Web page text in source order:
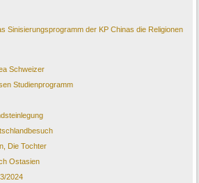
Sinisierungsprogramm der KP Chinas die Religionen
Schweizer
Studienprogramm
Die Tochter
Ostasien
2024